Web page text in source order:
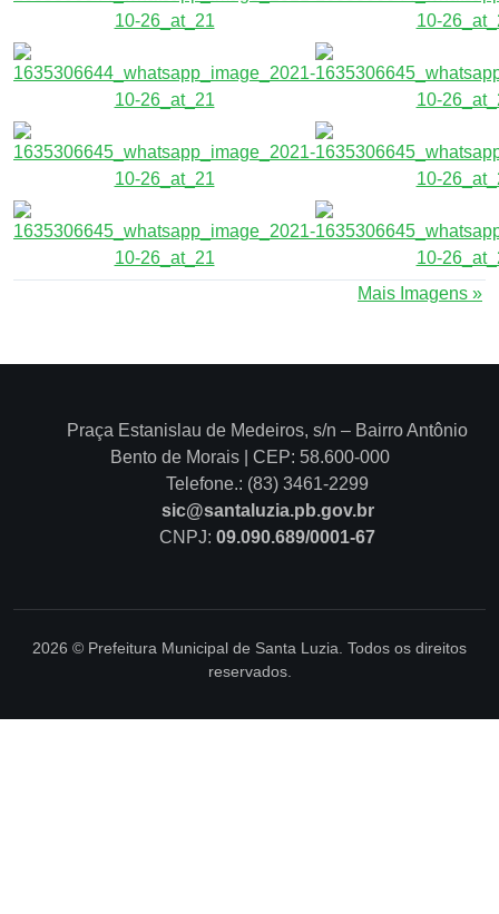
Mais Imagens »
Praça Estanislau de Medeiros, s/n – Bairro Antônio
Bento de Morais | CEP: 58.600-000
Telefone.: (83) 3461-2299
sic@santaluzia.pb.gov.br
CNPJ: 09.090.689/0001-67
2026 © Prefeitura Municipal de Santa Luzia. Todos os direitos
reservados.